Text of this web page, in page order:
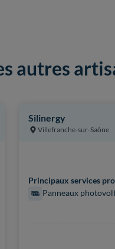
autres
Silinergy
Villefranche-sur-Saône
Principaux services
Panneaux